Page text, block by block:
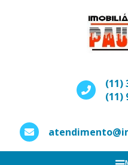
(11)
(11)